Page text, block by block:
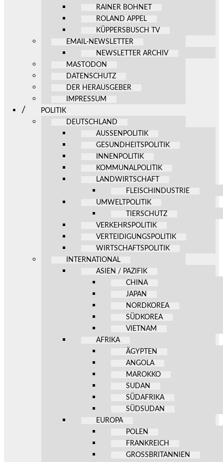
RAINER BOHNET
ROLAND APPEL
KÜPPERSBUSCH TV
EMAIL-NEWSLETTER
NEWSLETTER ARCHIV
MASTODON
DATENSCHUTZ
DER HERAUSGEBER
IMPRESSUM
POLITIK
DEUTSCHLAND
AUSSENPOLITIK
GESUNDHEITSPOLITIK
INNENPOLITIK
KOMMUNALPOLITIK
LANDWIRTSCHAFT
FLEISCHINDUSTRIE
UMWELTPOLITIK
TIERSCHUTZ
VERKEHRSPOLITIK
VERTEIDIGUNGSPOLITIK
WIRTSCHAFTSPOLITIK
INTERNATIONAL
ASIEN / PAZIFIK
CHINA
JAPAN
NORDKOREA
SÜDKOREA
VIETNAM
AFRIKA
ÄGYPTEN
ANGOLA
MAROKKO
SUDAN
SÜDAFRIKA
SÜDSUDAN
EUROPA
POLEN
FRANKREICH
GROSSBRITANNIEN